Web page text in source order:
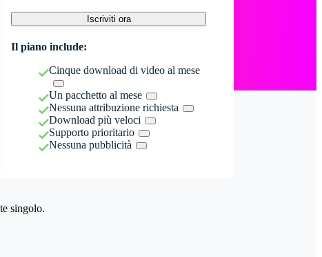
Iscriviti ora
Il piano include:
Cinque download di video al mese
Un pacchetto al mese
Nessuna attribuzione richiesta
Download più veloci
Supporto prioritario
Nessuna pubblicità
singolo.